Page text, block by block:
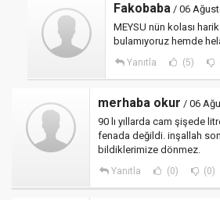
Fakobaba / 06
MEYSU nün kolası
bulamıyoruz hemde
Yanıtla (5)
merhaba okur / 06
90 lı yıllarda cam şişede
fenada değildi. inşallah
bildiklerimize dönmez.
Yanıtla (0) (0)